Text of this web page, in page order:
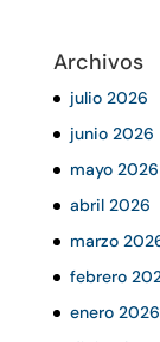
Archivos
julio 2026
junio 2026
mayo 2026
abril 2026
marzo
febrero
enero 2026